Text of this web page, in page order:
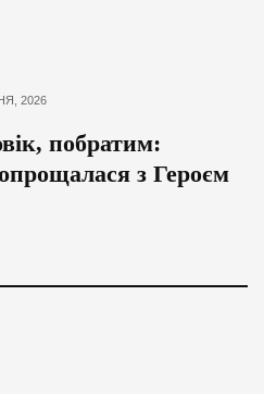
2026
побратим:
з Героєм